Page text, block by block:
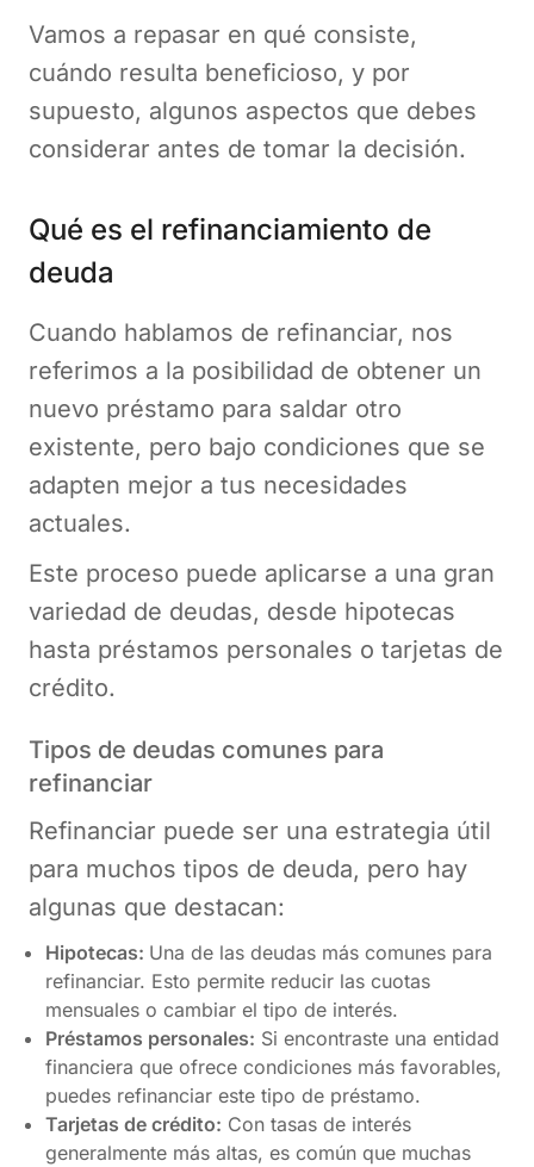
Vamos a repasar en qué consiste,
cuándo resulta beneficioso, y por
supuesto, algunos aspectos que debes
considerar antes de tomar la decisión.
Qué es el refinanciamiento de
deuda
Cuando hablamos de refinanciar, nos
referimos a la posibilidad de obtener un
nuevo préstamo para saldar otro
existente, pero bajo condiciones que se
adapten mejor a tus necesidades
actuales.
Este proceso puede aplicarse a una gran
variedad de deudas, desde hipotecas
hasta préstamos personales o tarjetas de
crédito.
Tipos de deudas comunes para
refinanciar
Refinanciar puede ser una estrategia útil
para muchos tipos de deuda, pero hay
algunas que destacan:
Hipotecas: Una de las deudas más comunes para
refinanciar. Esto permite reducir las cuotas
mensuales o cambiar el tipo de interés.
Préstamos personales: Si encontraste una entidad
financiera que ofrece condiciones más favorables,
puedes refinanciar este tipo de préstamo.
Tarjetas de crédito: Con tasas de interés
generalmente más altas, es común que muchas